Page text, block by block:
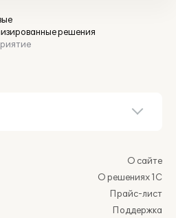
решения
О сайте
О решениях 1С
Прайс-лист
Поддержка